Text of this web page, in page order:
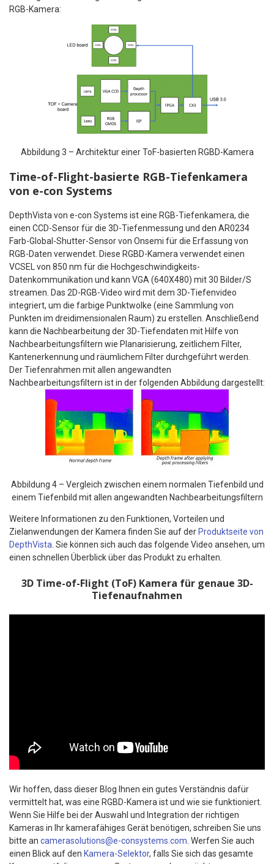
RGB-Kamera:
Abbildung 3 – Architektur einer ToF-basierten RGBD-Kamera
Time-of-Flight-basierte RGB-Tiefenkamera
von e-con Systems
DepthVista von e-con Systems ist eine RGB-Tiefenkamera, die
einen CCD-Sensor für die 3D-Tiefenmessung und den AR0234
Farb-Global-Shutter-Sensor von Onsemi für die Erfassung von
RGB-Daten verwendet. Diese RGBD-Kamera verwendet einen
VCSEL von 850 nm für die Hochgeschwindigkeits-
Datenkommunikation und kann VGA (640X480) mit 30 Bilder/S
streamen. Das 2D-RGB-Video wird mit dem 3D-Tiefenvideo
integriert, um die farbige Punktwolke (eine Sammlung von
Punkten im dreidimensionalen Raum) zu erstellen. Anschließend
kann die Nachbearbeitung der 3D-Tiefendaten mit Hilfe von
Nachbearbeitungsfiltern wie Planarisierung, zeitlichem Filter,
Kantenerkennung und räumlichem Filter durchgeführt werden.
Der Tiefenrahmen mit allen angewandten
Nachbearbeitungsfiltern ist in der folgenden Abbildung dargestellt:
Abbildung 4 – Vergleich zwischen einem normalen Tiefenbild und
einem Tiefenbild mit allen angewandten Nachbearbeitungsfiltern
Weitere Informationen zu den Funktionen, Vorteilen und
Zielanwendungen der Kamera finden Sie auf der Produktseite von
DepthVista . Sie können sich auch das folgende Video ansehen, um
einen schnellen Überblick über das Produkt zu erhalten.
3D Time-of-Flight (ToF) Kamera für genaue 3D-
Tiefenaufnahmen
Wir hoffen, dass dieser Blog Ihnen ein gutes Verständnis dafür
vermittelt hat, was eine RGBD-Kamera ist und wie sie funktioniert.
Wenn Sie Hilfe bei der Auswahl und Integration der richtigen
Kameras in Ihr kamerafähiges Gerät benötigen, schreiben Sie uns
bitte an camerasolutions@e-consystems.com . Werfen Sie auch
einen Blick auf den Kamera-Selektor, falls Sie sich das gesamte